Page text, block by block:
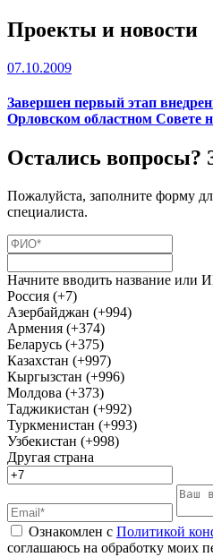
Проекты и новости
07.10.2009
Завершен первый этап
Орловском областном Совете
Остались вопросы?
Пожалуйста, заполните форму
специалиста.
Начните вводить название или
Россия (+7)
Азербайджан (+994)
Армения (+374)
Беларусь (+375)
Казахстан (+997)
Кыргызстан (+996)
Молдова (+373)
Таджикистан (+992)
Туркменистан (+993)
Узбекистан (+998)
Другая страна
Ознакомлен с Политикой
соглашаюсь на обработку моих